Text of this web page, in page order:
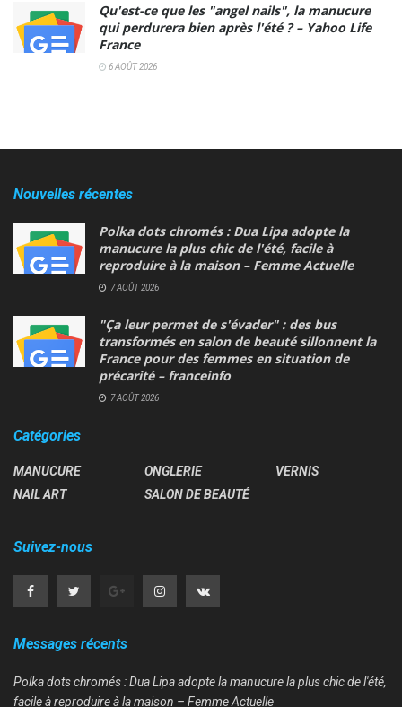
Qu'est-ce que les "angel nails", la manucure
qui perdurera bien après l'été ? – Yahoo Life
France
6 AOÛT 2026
Nouvelles récentes
Polka dots chromés : Dua Lipa adopte la
manucure la plus chic de l'été, facile à
reproduire à la maison – Femme Actuelle
7 AOÛT 2026
"Ça leur permet de s'évader" : des bus
transformés en salon de beauté sillonnent la
France pour des femmes en situation de
précarité – franceinfo
7 AOÛT 2026
Catégories
MANUCURE
NAIL ART
ONGLERIE
SALON DE BEAUTÉ
VERNIS
Suivez-nous
Messages récents
Polka dots chromés : Dua Lipa adopte la manucure la plus chic de l'été,
facile à reproduire à la maison – Femme Actuelle